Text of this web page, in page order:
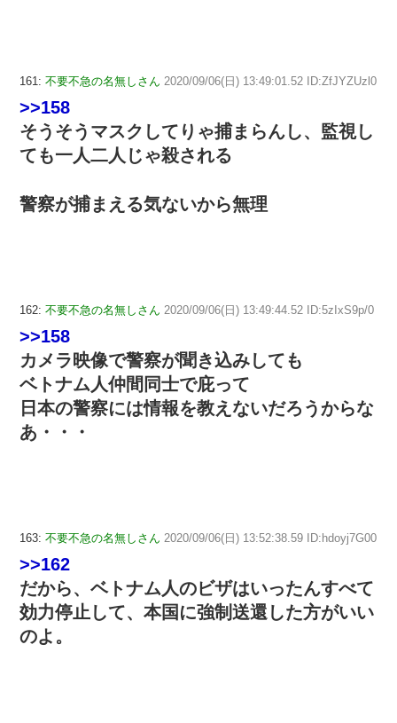
161: 不要不急の名無しさん 2020/09/06(日) 13:49:01.52 ID:ZfJYZUzl0
>>158
そうそうマスクしてりゃ捕まらんし、監視し
ても一人二人じゃ殺される
警察が捕まえる気ないから無理
162: 不要不急の名無しさん 2020/09/06(日) 13:49:44.52 ID:5zIxS9p/0
>>158
カメラ映像で警察が聞き込みしても
ベトナム人仲間同士で庇って
日本の警察には情報を教えないだろうからな
あ・・・
163: 不要不急の名無しさん 2020/09/06(日) 13:52:38.59 ID:hdoyj7G00
>>162
だから、ベトナム人のビザはいったんすべて
効力停止して、本国に強制送還した方がいい
のよ。